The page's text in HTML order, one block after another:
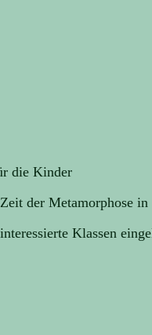
die Kinder
der Metamorphose in
Klassen